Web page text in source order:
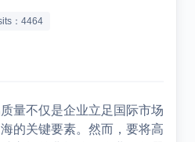
：4464
量不仅是企业立足国际市场
的关键要素。然而，要将高